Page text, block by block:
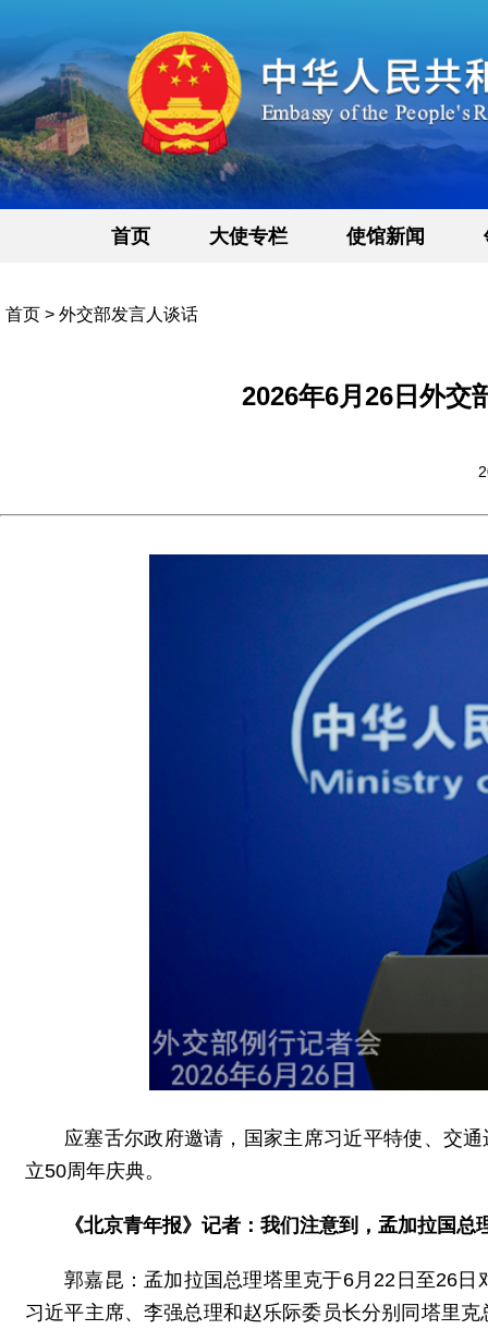
首页 大使专栏 使馆新闻
首页 > 外交部发言人谈话
2026年6月26日外交
应塞舌尔政府邀请，国家主席习近平特使、交
立50周年庆典。
《北京青年报》记者：我们注意到，孟加拉国
郭嘉昆：孟加拉国总理塔里克于6月22日至26
习近平主席、李强总理和赵乐际委员长分别同塔里